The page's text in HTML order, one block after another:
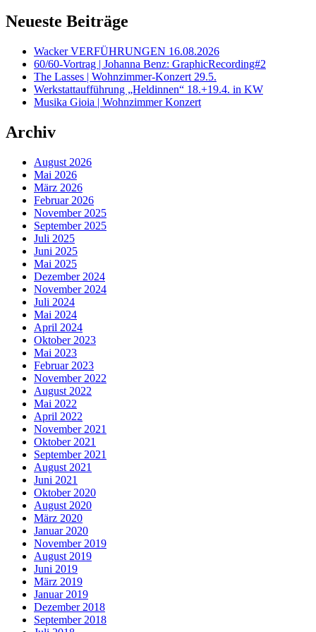
Neueste Beiträge
Wacker VERFÜHRUNGEN 16.08.2026
60/60-Vortrag | Johanna Benz: GraphicRecording#2
The Lasses | Wohnzimmer-Konzert 29.5.
Werkstattaufführung „Heldinnen“ 18.+19.4. in KW
Musika Gioia | Wohnzimmer Konzert
Archiv
August 2026
Mai 2026
März 2026
Februar 2026
November 2025
September 2025
Juli 2025
Juni 2025
Mai 2025
Dezember 2024
November 2024
Juli 2024
Mai 2024
April 2024
Oktober 2023
Mai 2023
Februar 2023
November 2022
August 2022
Mai 2022
April 2022
November 2021
Oktober 2021
September 2021
August 2021
Juni 2021
Oktober 2020
August 2020
März 2020
Januar 2020
November 2019
August 2019
Juni 2019
März 2019
Januar 2019
Dezember 2018
September 2018